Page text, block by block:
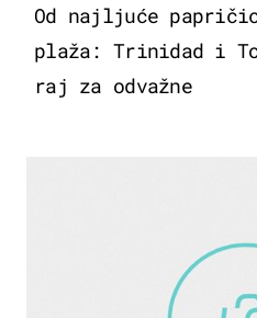
Od najljuće
plaža: Trinidad i
raj za odvažne